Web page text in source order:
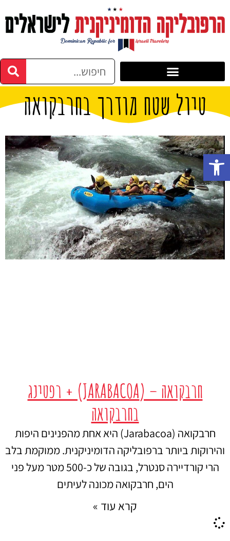
טיול שטח מודרך בחרבקואה
חרבקואה – (JARABACOA) + רפטינג
בחרבקואה
חרבקואה (Jarabacoa) היא אחת מהפנינים היפות
והירוקות ביותר ברפובליקה הדומיניקנית. ממוקמת בלב
הרי קורדיירה סנטרל, בגובה של כ-500 מטר מעל פני
הים, חרבקואה מכונה לעיתים
קרא עוד »
פתח סרגל נגישות